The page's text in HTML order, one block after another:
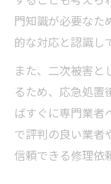
門知識が必要なた
的な対応と認識し
また、二次被害と
るため、応急処置
ばすぐに専門業者
で評判の良い業者
信頼できる修理依